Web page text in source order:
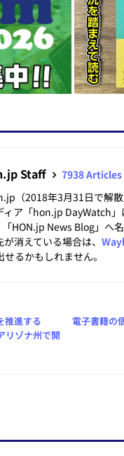
Staff
7938 Articles
（2018年3月31日で解散
ィア「hon.jp DayWatch
HON.jp News Blog」へ
消えている場合は、
るかもしれません。
推進する
リゾナ州で開
電子書籍の